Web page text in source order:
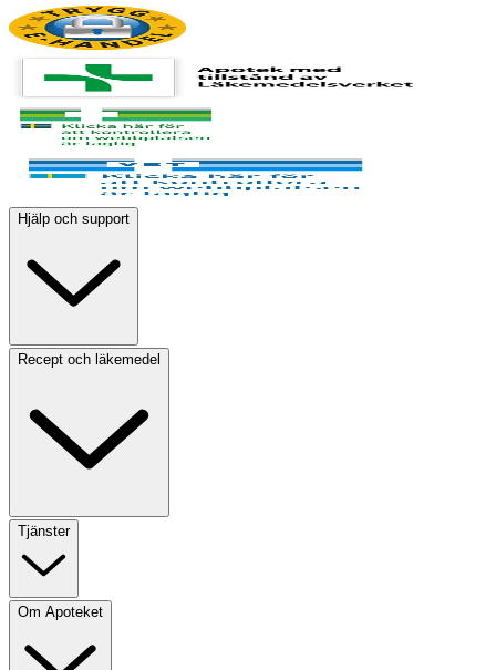
Hjälp och support
Recept och läkemedel
Tjänster
Om Apoteket